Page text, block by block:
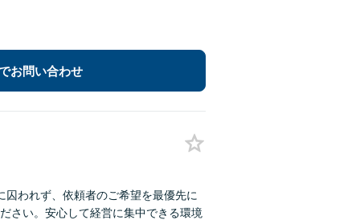
お問い合わせ
囚われず、依頼者のご希望を最優先に
い。安心して経営に集中できる環境